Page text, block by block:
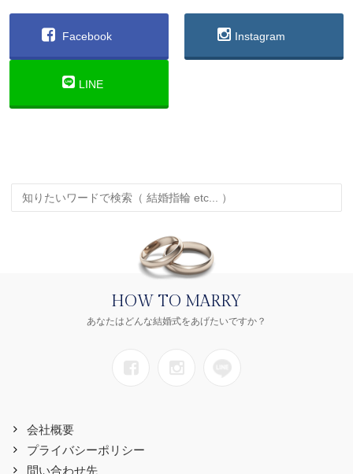
Facebook Instagram
LINE
HOW TO MARRY
あなたはどんな結婚式をあげたいですか？
会社概要
プライバシーポリシー
問い合わせ先